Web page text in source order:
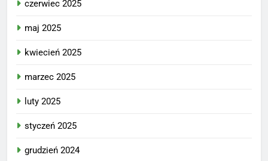
czerwiec 2025
maj 2025
kwiecień 2025
marzec 2025
luty 2025
styczeń 2025
grudzień 2024